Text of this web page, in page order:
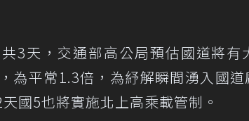
3天，交通部高公局預估國道將有
為平常1.3倍，為紓解瞬間湧入國
國5也將實施北上高乘載管制。